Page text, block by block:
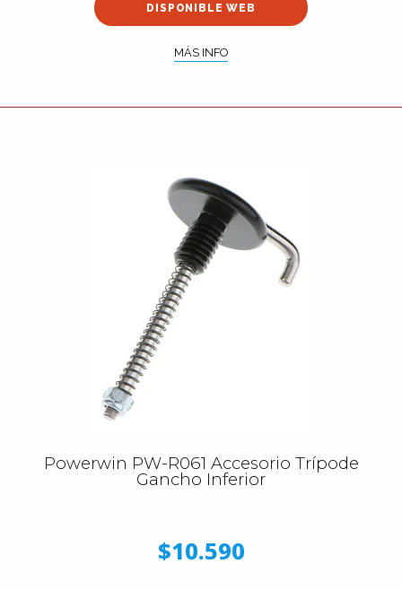
DISPONIBLE WEB
MÁS INFO
Powerwin PW-R061 Accesorio Trípode
Gancho Inferior
$10.590